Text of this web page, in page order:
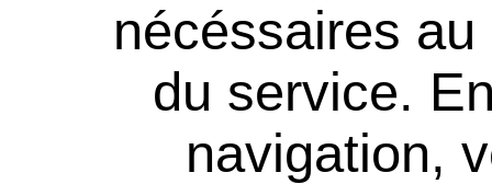
nécéssaires
du service.
navigation,